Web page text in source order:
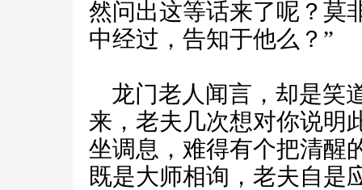
然问出这等话来了呢？莫
中经过，告知于他么？”
龙门老人闻言，却是笑
来，老夫几次想对你说明
坐调息，难得有个把清醒
既是大师相询，老夫自是